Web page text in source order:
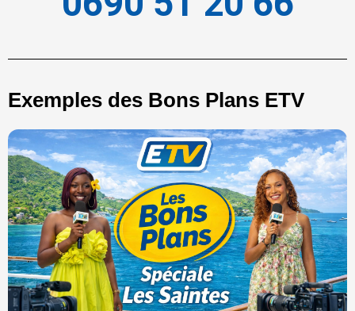
Exemples des Bons Plans ETV